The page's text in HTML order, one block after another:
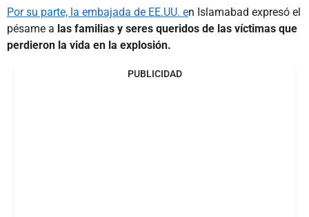
Por su parte, la embajada de EE.UU. en Islamabad expresó el
pésame a las familias y seres queridos de las víctimas que
perdieron la vida en la explosión.
PUBLICIDAD